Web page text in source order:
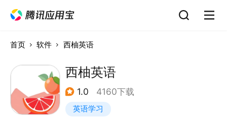
首页 软件 西柚英语
西柚英语
1.0 4160下载
英语学习